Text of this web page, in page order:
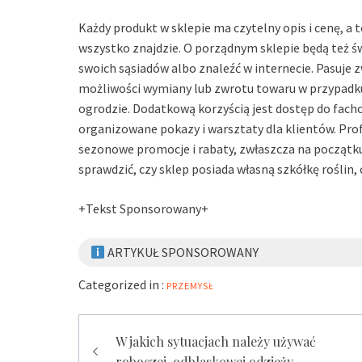
Każdy produkt w sklepie ma czytelny opis i cenę,
wszystko znajdzie. O porządnym sklepie będą też
swoich sąsiadów albo znaleźć w internecie. Pasuje
możliwości wymiany lub zwrotu towaru w
ogrodzie. Dodatkową korzyścią jest dostęp do
organizowane pokazy i warsztaty dla klientów.
sezonowe promocje i rabaty, zwłaszcza na
sprawdzić, czy sklep posiada własną szkółkę
+Tekst Sponsorowany+
ARTYKUŁ SPONSOROWANY
Categorized in : PRZEMYSŁ
Zobacz
W jakich sytuacjach należy używać